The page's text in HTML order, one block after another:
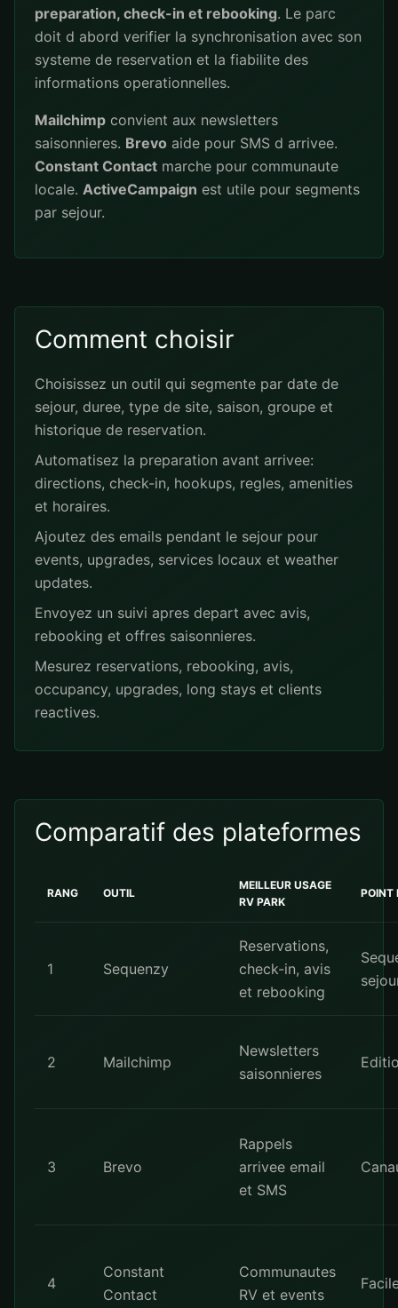
preparation, check-in et rebooking. Le parc
doit d abord verifier la synchronisation avec son
systeme de reservation et la fiabilite des
informations operationnelles.
Mailchimp convient aux newsletters
saisonnieres. Brevo aide pour SMS d arrivee.
Constant Contact marche pour communaute
locale. ActiveCampaign est utile pour segments
par sejour.
Comment choisir
Choisissez un outil qui segmente par date de
sejour, duree, type de site, saison, groupe et
historique de reservation.
Automatisez la preparation avant arrivee:
directions, check-in, hookups, regles, amenities
et horaires.
Ajoutez des emails pendant le sejour pour
events, upgrades, services locaux et weather
updates.
Envoyez un suivi apres depart avec avis,
rebooking et offres saisonnieres.
Mesurez reservations, rebooking, avis,
occupancy, upgrades, long stays et clients
reactives.
Comparatif des plateformes
RANG OUTIL
MEILLEUR USAGE
RV PARK
POINT
1 Sequenzy
Reservations,
check-in, avis
et rebooking
2 Mailchimp
Newsletters
saisonnieres
3 Brevo
Rappels
arrivee email
et SMS
4
Constant
Contact
Communautes
RV et events